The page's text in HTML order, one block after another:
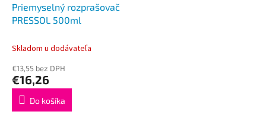
Priemyselný rozprašovač
PRESSOL 500ml
Skladom u dodávateľa
€13,55 bez DPH
€16,26
Do košíka